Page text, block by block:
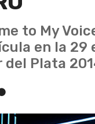
to My
en la 29
del Plata